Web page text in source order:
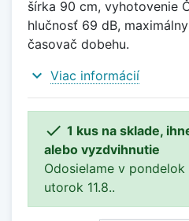
šírka 90 cm, vyhotovenie
hlučnosť 69 dB,
časovač dobehu.
expand_more Viac informácií
 1 kus na sklade,
alebo vyzdvihnutie
Odosielame v pondelok
utorok 11.8..